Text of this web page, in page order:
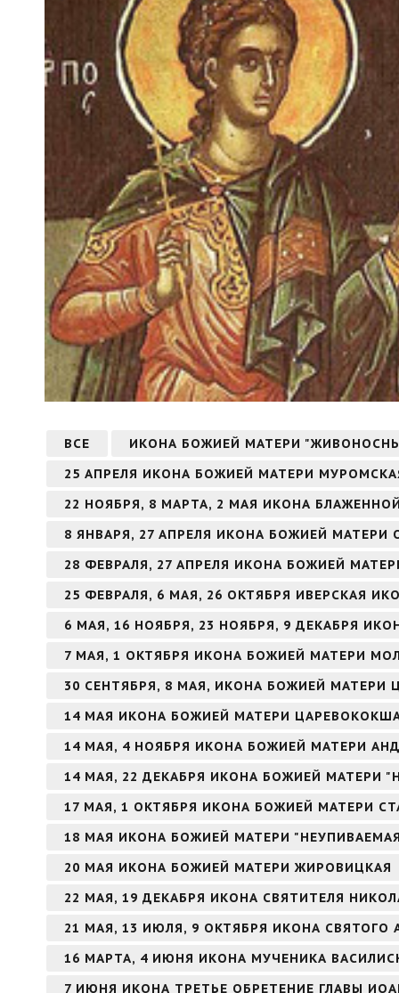
ВСЕ
ИКОНА БОЖИЕЙ МАТЕРИ
25 АПРЕЛЯ ИКОНА БОЖИЕЙ МАТЕРИ
22 НОЯБРЯ, 8 МАРТА, 2 МАЯ ИКОНА
8 ЯНВАРЯ, 27 АПРЕЛЯ ИКОНА БОЖИЕЙ МАТЕРИ
28 ФЕВРАЛЯ, 27 АПРЕЛЯ ИКОНА БОЖИЕЙ
25 ФЕВРАЛЯ, 6 МАЯ, 26 ОКТЯБРЯ ИВЕРСКАЯ
6 МАЯ, 16 НОЯБРЯ, 23 НОЯБРЯ, 9 ДЕКАБРЯ
7 МАЯ, 1 ОКТЯБРЯ ИКОНА БОЖИЕЙ МАТЕРИ
30 СЕНТЯБРЯ, 8 МАЯ, ИКОНА БОЖИЕЙ МАТЕРИ
14 МАЯ ИКОНА БОЖИЕЙ МАТЕРИ
14 МАЯ, 4 НОЯБРЯ ИКОНА БОЖИЕЙ МАТЕРИ
14 МАЯ, 22 ДЕКАБРЯ ИКОНА БОЖИЕЙ МАТЕРИ
17 МАЯ, 1 ОКТЯБРЯ ИКОНА БОЖИЕЙ МАТЕРИ
18 МАЯ ИКОНА БОЖИЕЙ МАТЕРИ
20 МАЯ ИКОНА БОЖИЕЙ МАТЕРИ ЖИРОВИЦКАЯ
22 МАЯ, 19 ДЕКАБРЯ ИКОНА СВЯТИТЕЛЯ
21 МАЯ, 13 ИЮЛЯ, 9 ОКТЯБРЯ ИКОНА
16 МАРТА, 4 ИЮНЯ ИКОНА МУЧЕНИКА
7 ИЮНЯ ИКОНА ТРЕТЬЕ ОБРЕТЕНИЕ ГЛАВЫ